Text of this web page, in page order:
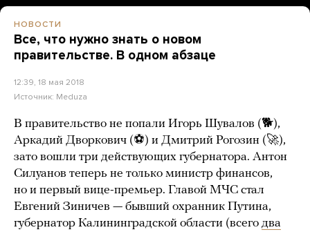
НОВОСТИ
Все, что нужно знать о новом
правительстве. В одном абзаце
12:39, 18 мая 2018
Источник: Meduza
В правительство не попали Игорь Шувалов (🐕),
Аркадий Дворкович (⚽) и Дмитрий Рогозин (🚀),
зато вошли три действующих губернатора. Антон
Силуанов теперь не только министр финансов,
но и первый вице-премьер. Главой МЧС стал
Евгений Зиничев — бывший охранник Путина,
губернатор Калининградской области (всего два